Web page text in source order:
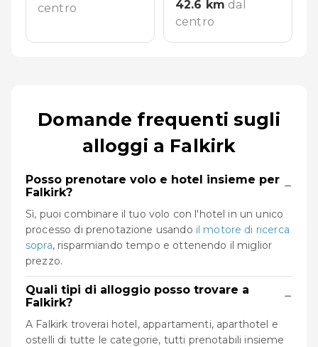
centro
42.6 km dal
centro
Domande frequenti sugli
alloggi a Falkirk
Posso prenotare volo e hotel insieme per
Falkirk?
−
Sì, puoi combinare il tuo volo con l'hotel in un unico
processo di prenotazione usando il motore di ricerca
sopra, risparmiando tempo e ottenendo il miglior
prezzo.
Quali tipi di alloggio posso trovare a
Falkirk?
−
A Falkirk troverai hotel, appartamenti, aparthotel e
ostelli di tutte le categorie, tutti prenotabili insieme